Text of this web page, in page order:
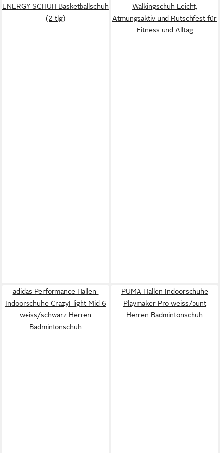
ENERGY SCHUH Basketballschuh
(2-tlg)
Walkingschuh Leicht,
Atmungsaktiv und Rutschfest für
Fitness und Alltag
adidas Performance Hallen-
Indoorschuhe CrazyFlight Mid 6
weiss/schwarz Herren
Badmintonschuh
PUMA Hallen-Indoorschuhe
Playmaker Pro weiss/bunt
Herren Badmintonschuh